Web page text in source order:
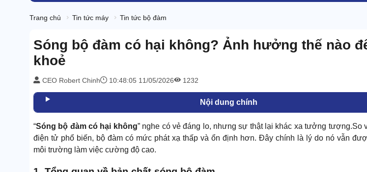
Trang chủ Tin tức máy Tin tức bộ đàm
Sóng bộ đàm có hại không? Ảnh hưởng thế nào
khoẻ
CEO Robert Chinh 10:48:05 11/05/2026 1232
Nội dung chính
“Sóng bộ đàm có hại không” nghe có vẻ đáng lo, nhưng sự thật lại khác xa tưởng tượng.So
điện tử phổ biến, bộ đàm có mức phát xạ thấp và ổn định hơn. Đây chính là lý do nó vẫn
môi trường làm việc cường độ cao.